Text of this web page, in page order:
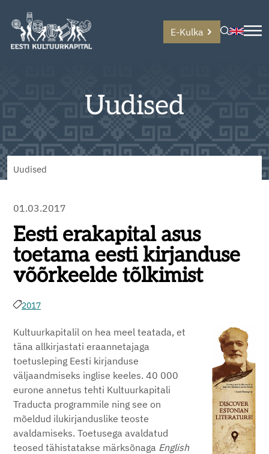
E-Kulka
Uudised
Uudised
01.03.2017
Eesti erakapital asus
toetama eesti kirjanduse
võõrkeelde tõlkimist
2017
Kultuurkapitalil on hea meel teatada, et
täna allkirjastati eraannetajaga
toetusleping Eesti kirjanduse
väljaandmiseks inglise keeles. 40 000
eurone annetus tehti Kultuurkapitali
Traducta programmile ning see on
mõeldud ilukirjanduslike teoste
avaldamiseks. Toetusega avaldatud
teosed tähistatakse märksõnaga English